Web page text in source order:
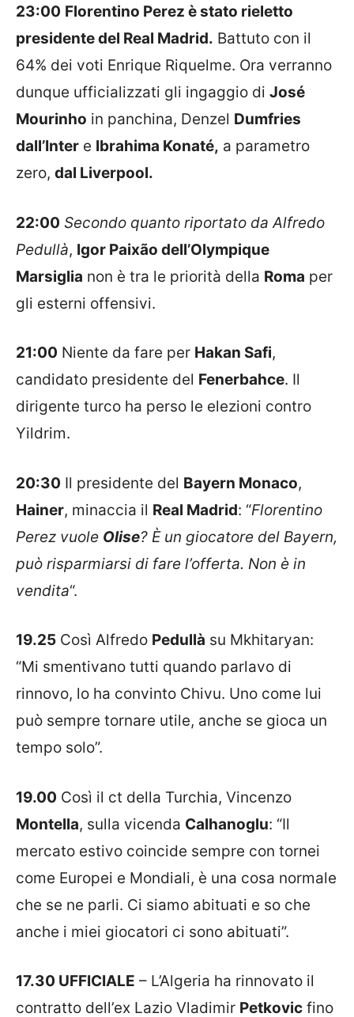
23:00 Florentino Perez è stato rieletto
presidente del Real Madrid. Battuto con il
64% dei voti Enrique Riquelme. Ora verranno
dunque ufficializzati gli ingaggio di José
Mourinho in panchina, Denzel Dumfries
dall’Inter e Ibrahima Konaté, a parametro
zero, dal Liverpool.
22:00 Secondo quanto riportato da Alfredo
Pedullà, Igor Paixão dell’Olympique
Marsiglia non è tra le priorità della Roma per
gli esterni offensivi.
21:00 Niente da fare per Hakan Safi,
candidato presidente del Fenerbahce. Il
dirigente turco ha perso le elezioni contro
Yildrim.
20:30 Il presidente del Bayern Monaco,
Hainer, minaccia il Real Madrid: “Florentino
Perez vuole Olise? È un giocatore del Bayern,
può risparmiarsi di fare l’offerta. Non è in
vendita“.
19.25 Così Alfredo Pedullà su Mkhitaryan:
“Mi smentivano tutti quando parlavo di
rinnovo, lo ha convinto Chivu. Uno come lui
può sempre tornare utile, anche se gioca un
tempo solo”.
19.00 Così il ct della Turchia, Vincenzo
Montella, sulla vicenda Calhanoglu: “Il
mercato estivo coincide sempre con tornei
come Europei e Mondiali, è una cosa normale
che se ne parli. Ci siamo abituati e so che
anche i miei giocatori ci sono abituati”.
17.30 UFFICIALE – L’Algeria ha rinnovato il
contratto dell’ex Lazio Vladimir Petkovic fino